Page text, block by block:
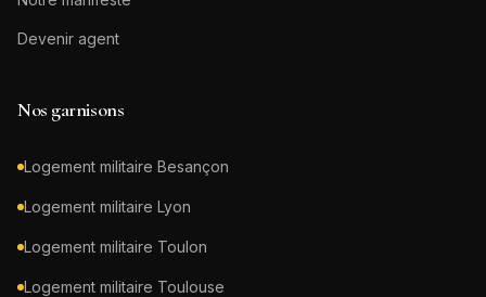
Devenir agent
Nos garnisons
Logement militaire Besançon
Logement militaire Lyon
Logement militaire Toulon
Logement militaire Toulouse